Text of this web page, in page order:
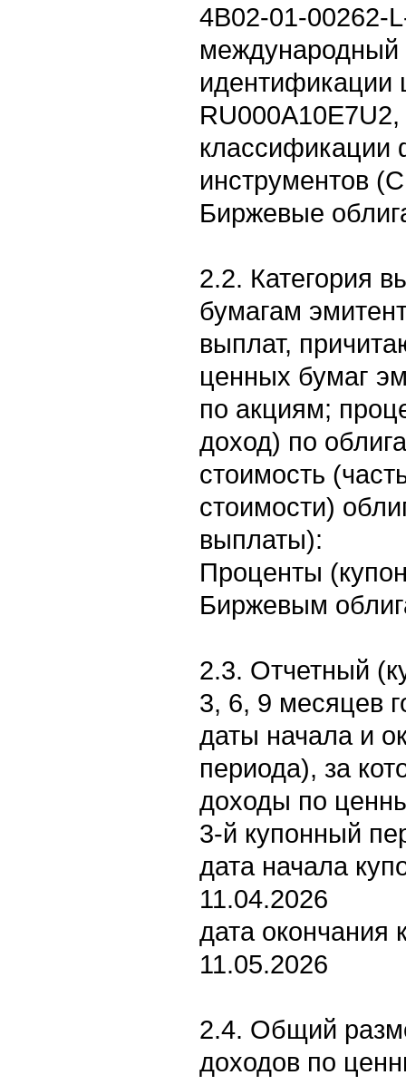
4B02-01-00262-
международный
идентификации
классификации
инструментов
Биржевые
2.2. Категория
бумагам
выплат,
ценных бумаг
по акциям;
доход) по
стоимость
стоимости)
выплаты):
Проценты
Биржевым
2.3. Отчетный
3, 6, 9 месяцев
даты начала и
периода), за
доходы по
3-й купонный
дата начала
11.04.2026
дата окончания
11.05.2026
2.4. Общий
доходов по